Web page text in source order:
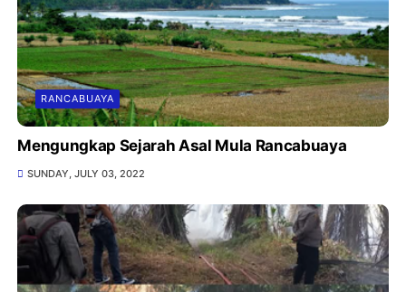
RANCABUAYA
Mengungkap Sejarah Asal Mula Rancabuaya
SUNDAY, JULY 03, 2022